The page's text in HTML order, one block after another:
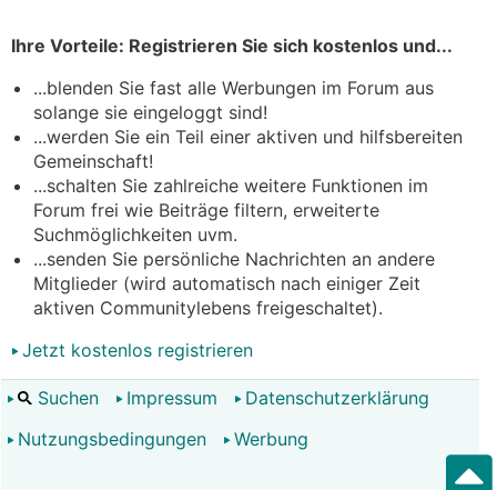
Ihre Vorteile: Registrieren Sie sich kostenlos und...
...blenden Sie fast alle Werbungen im Forum aus
solange sie eingeloggt sind!
...werden Sie ein Teil einer aktiven und hilfsbereiten
Gemeinschaft!
...schalten Sie zahlreiche weitere Funktionen im
Forum frei wie Beiträge filtern, erweiterte
Suchmöglichkeiten uvm.
...senden Sie persönliche Nachrichten an andere
Mitglieder (wird automatisch nach einiger Zeit
aktiven Communitylebens freigeschaltet).
Jetzt kostenlos registrieren
Suchen Impressum
Datenschutzerklärung
Nutzungsbedingungen
Werbung